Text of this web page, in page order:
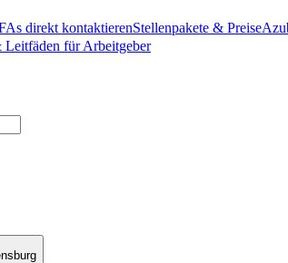
direkt kontaktierenStellenpakete & Preise
Leitfäden für Arbeitgeber